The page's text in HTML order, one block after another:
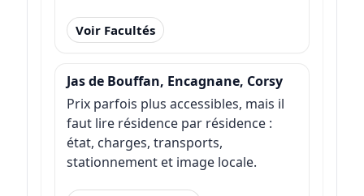
Voir Facultés
Jas de Bouffan, Encagnane, Corsy
Prix parfois plus accessibles, mais il
faut lire résidence par résidence :
état, charges, transports,
stationnement et image locale.